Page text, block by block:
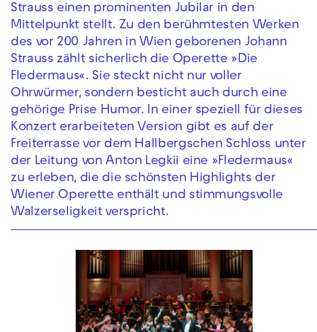
Strauss einen prominenten Jubilar in den
Mittelpunkt stellt. Zu den berühmtesten Werken
des vor 200 Jahren in Wien geborenen Johann
Strauss zählt sicherlich die Operette »Die
Fledermaus«. Sie steckt nicht nur voller
Ohrwürmer, sondern besticht auch durch eine
gehörige Prise Humor. In einer speziell für dieses
Konzert erarbeiteten Version gibt es auf der
Freiterrasse vor dem Hallbergschen Schloss unter
der Leitung von Anton Legkii eine »Fledermaus«
zu erleben, die die schönsten Highlights der
Wiener Operette enthält und stimmungsvolle
Walzerseligkeit verspricht.